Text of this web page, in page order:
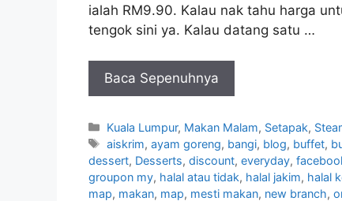
ialah RM9.90. Kalau nak tahu harga
tengok sini ya. Kalau datang satu …
Baca Sepenuhnya
Categories
Kuala Lumpur, Makan Malam, Setapak,
Tags
aiskrim,ayam goreng, bangi, blog, buffet,
dessert, Desserts, discount, everyday,
groupon my, halal atau tidak, halal jakim, halal
map, makan, map, mesti makan, new branch,